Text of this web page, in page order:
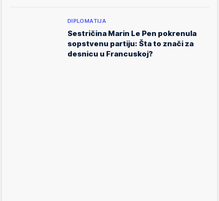
DIPLOMATIJA
Sestričina Marin Le Pen pokrenula
sopstvenu partiju: Šta to znači za
desnicu u Francuskoj?